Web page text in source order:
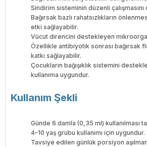
Sindirim sisteminin düzenli
Bağırsak bazlı rahatsızlıkların
etki sağlayabilir.
Vücut direncini destekleyen
Özellikle antibiyotik sonrası bağırsak
katkı sağlayabilir.
Çocukların bağışıklık sistemini
kullanıma uygundur.
Kullanım Şekli
Günde 6 damla (0,35 ml) kullanılması
4–10 yaş grubu kullanımı için uygundur.
Tavsiye edilen günlük porsiyon